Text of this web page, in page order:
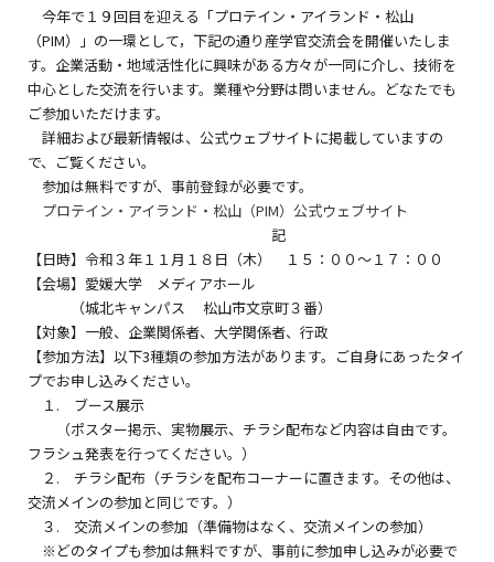
今年で１９回目を迎える「プロテイン・アイランド・松山
（PIM）」の一環として，下記の通り産学官交流会を開催いたしま
す。企業活動・地域活性化に興味がある方々が一同に介し、技術を
中心とした交流を行います。業種や分野は問いません。どなたでも
ご参加いただけます。
詳細および最新情報は、公式ウェブサイトに掲載していますの
で、ご覧ください。
参加は無料ですが、事前登録が必要です。
プロテイン・アイランド・松山（PIM）公式ウェブサイト
記
【日時】令和３年１１月１８日（木） １５：００～１７：００
【会場】愛媛大学 メディアホール
（城北キャンパス 松山市文京町３番）
【対象】一般、企業関係者、大学関係者、行政
【参加方法】以下3種類の参加方法があります。ご自身にあったタイ
プでお申し込みください。
１. ブース展示
（ポスター掲示、実物展示、チラシ配布など内容は自由です。
フラシュ発表を行ってください。）
２. チラシ配布（チラシを配布コーナーに置きます。その他は、
交流メインの参加と同じです。）
３. 交流メインの参加（準備物はなく、交流メインの参加）
※どのタイプも参加は無料ですが、事前に参加申し込みが必要で